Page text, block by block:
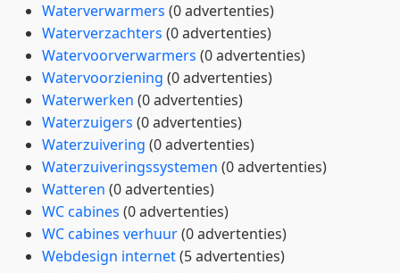
Waterverwarmers (0 advertenties)
Waterverzachters (0 advertenties)
Watervoorverwarmers (0 advertenties)
Watervoorziening (0 advertenties)
Waterwerken (0 advertenties)
Waterzuigers (0 advertenties)
Waterzuivering (0 advertenties)
Waterzuiveringssystemen (0 advertenties)
Watteren (0 advertenties)
WC cabines (0 advertenties)
WC cabines verhuur(0 advertenties)
Webdesign internet(5 advertenties)